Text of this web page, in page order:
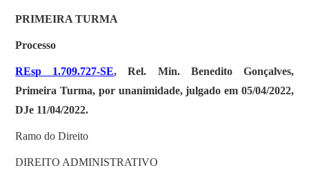
PRIMEIRA TURMA
Processo
REsp 1.709.727-SE, Rel. Min. Benedito Gonçalves,
Primeira Turma, por unanimidade, julgado em 05/04/2022,
DJe 11/04/2022.
Ramo do Direito
DIREITO ADMINISTRATIVO